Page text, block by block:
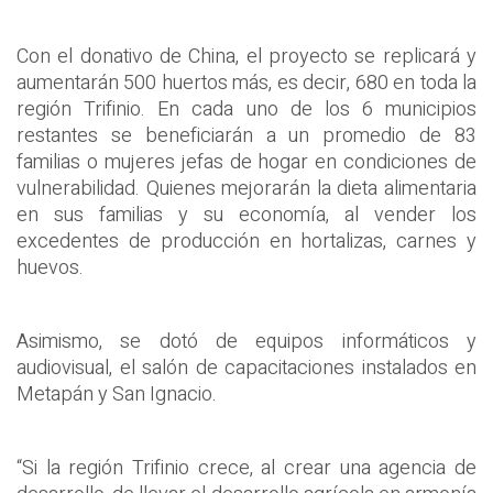
Con el donativo de China, el proyecto se replicará y
aumentarán 500 huertos más, es decir, 680 en toda la
región Trifinio. En cada uno de los 6 municipios
restantes se beneficiarán a un promedio de 83
familias o mujeres jefas de hogar en condiciones de
vulnerabilidad. Quienes mejorarán la dieta alimentaria
en sus familias y su economía, al vender los
excedentes de producción en hortalizas, carnes y
huevos.
Asimismo, se dotó de equipos informáticos y
audiovisual, el salón de capacitaciones instalados en
Metapán y San Ignacio.
“Si la región Trifinio crece, al crear una agencia de